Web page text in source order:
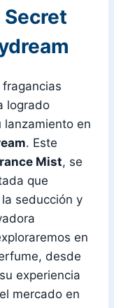
Secret
logrado
lanzamiento en
. Este
Mist, se
que
seducción y
en
desde
experiencia
mercado en